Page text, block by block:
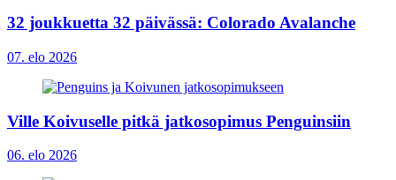
32 joukkuetta 32 päivässä: Colorado Avalanche
07. elo 2026
Ville Koivuselle pitkä jatkosopimus Penguinsiin
06. elo 2026